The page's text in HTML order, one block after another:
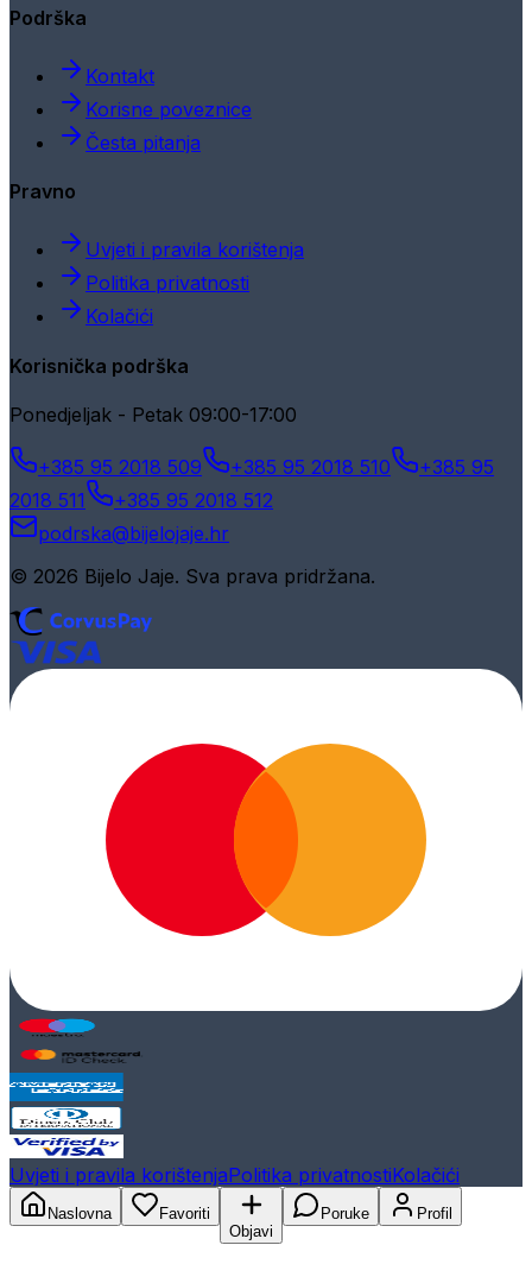
Podrška
Kontakt
Korisne poveznice
Česta pitanja
Pravno
Uvjeti i pravila korištenja
Politika privatnosti
Kolačići
Korisnička podrška
Ponedjeljak - Petak 09:00-17:00
+385 95 2018 509 +385 95 2018 510
+385 95
2018 511
+385 95 2018 512
podrska@bijelojaje.hr
© 2026 Bijelo Jaje. Sva prava pridržana.
Uvjeti i pravila korištenjaPolitika privatnostiKolačići
Naslovna
Favoriti
Objavi
Poruke Profil